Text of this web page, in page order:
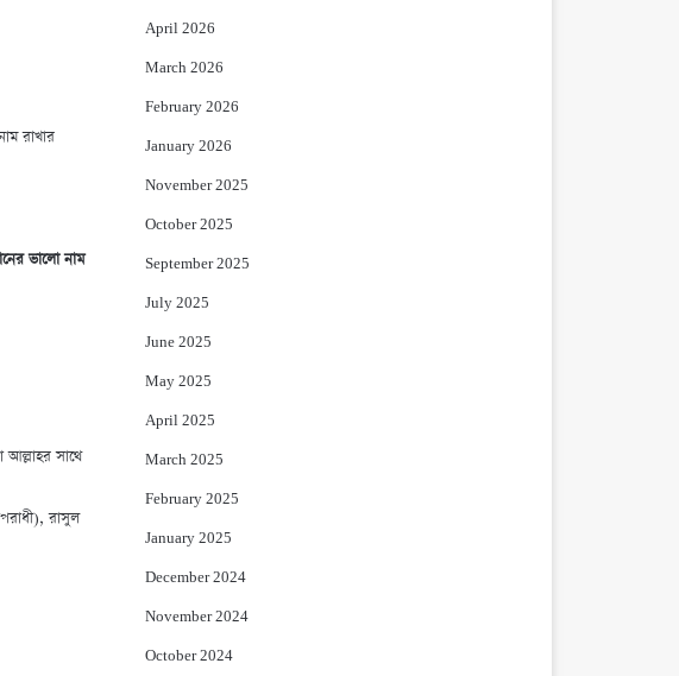
রাখার
ভালো নাম
সাথে
রাসুল
April 2026
March 2026
February 2026
January 2026
November 2025
October 2025
September 2025
July 2025
June 2025
May 2025
April 2025
March 2025
February 2025
January 2025
December 2024
November 2024
October 2024